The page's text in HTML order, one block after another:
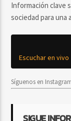
Información clave
sociedad para una
Escuchar en vivo
Síguenos en